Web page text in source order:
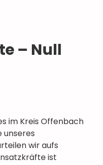
– Null
im Kreis Offenbach
unseres
wir aufs
ist